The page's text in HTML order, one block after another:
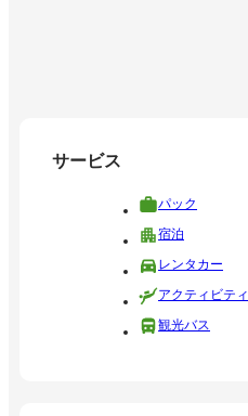
サービス
パック
宿泊
レンタカー
アクティビティ
観光バス